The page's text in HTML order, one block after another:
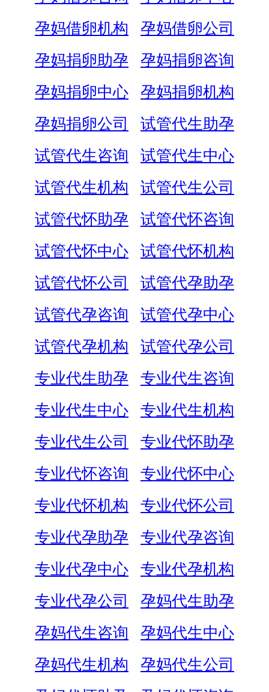
孕妈借卵机构
孕妈借卵公司
孕妈捐卵助孕
孕妈捐卵咨询
孕妈捐卵中心
孕妈捐卵机构
孕妈捐卵公司
试管代生助孕
试管代生咨询
试管代生中心
试管代生机构
试管代生公司
试管代怀助孕
试管代怀咨询
试管代怀中心
试管代怀机构
试管代怀公司
试管代孕助孕
试管代孕咨询
试管代孕中心
试管代孕机构
试管代孕公司
专业代生助孕
专业代生咨询
专业代生中心
专业代生机构
专业代生公司
专业代怀助孕
专业代怀咨询
专业代怀中心
专业代怀机构
专业代怀公司
专业代孕助孕
专业代孕咨询
专业代孕中心
专业代孕机构
专业代孕公司
孕妈代生助孕
孕妈代生咨询
孕妈代生中心
孕妈代生机构
孕妈代生公司